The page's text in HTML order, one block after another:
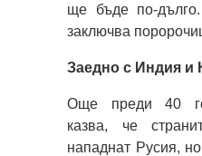
ще бъде по-
заключва
Заедно с Индия и
Още преди 40
казва, че
нападнат Русия,